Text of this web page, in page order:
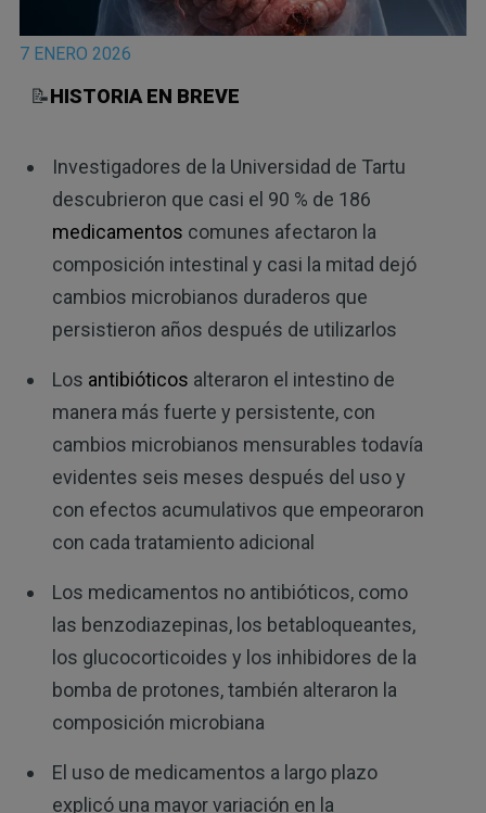
7 ENERO 2026
📝HISTORIA EN BREVE
Investigadores de la Universidad de Tartu
descubrieron que casi el 90 % de 186
medicamentos comunes afectaron la
composición intestinal y casi la mitad dejó
cambios microbianos duraderos que
persistieron años después de utilizarlos
Los antibióticos alteraron el intestino de
manera más fuerte y persistente, con
cambios microbianos mensurables todavía
evidentes seis meses después del uso y
con efectos acumulativos que empeoraron
con cada tratamiento adicional
Los medicamentos no antibióticos, como
las benzodiazepinas, los betabloqueantes,
los glucocorticoides y los inhibidores de la
bomba de protones, también alteraron la
composición microbiana
El uso de medicamentos a largo plazo
explicó una mayor variación en la